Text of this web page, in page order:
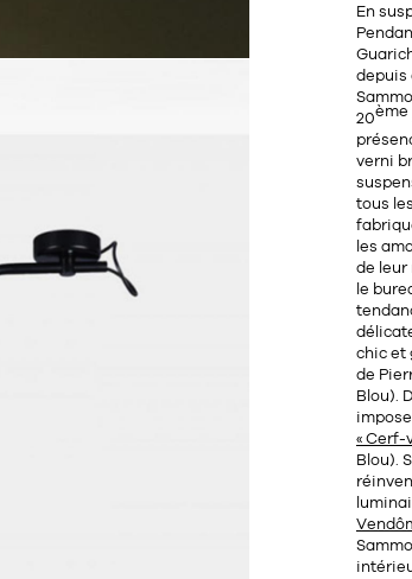
En
depuis
20ème
verni
tous
les
de leur
le
chic et
de
Blou).
« Cerf-
Blou).